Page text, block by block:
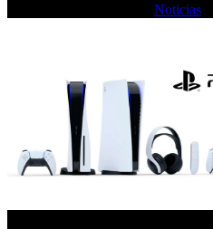
Noticias